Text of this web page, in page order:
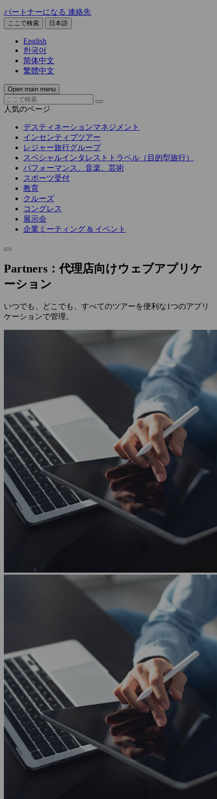
パートナーになる 連絡先
ここで検索 日本語
English
한국어
简体中文
繁體中文
Open main menu
人気のページ
デスティネーションマネジメント
インセンティブツアー
レジャー旅行グループ
スペシャルインタレストトラベル（目的型旅行）
パフォーマンス、音楽、芸術
スポーツ受付
教育
クルーズ
コングレス
展示会
企業ミーティング & イベント
Partners：代理店向けウェブアプリケ
ーション
いつでも、どこでも、すべてのツアーを便利な1つのアプリ
ケーションで管理。